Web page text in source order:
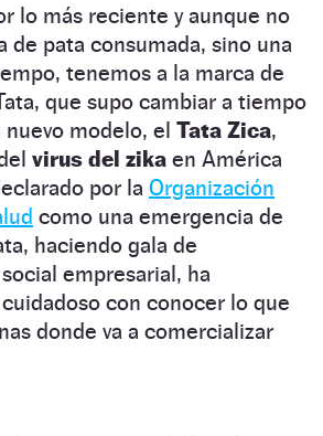
lo más reciente y aunque no
de pata consumada, sino una
tenemos a la marca de
que supo cambiar a tiempo
modelo, el Tata Zica,
virus del zika en América
por la Organización
como una emergencia de
haciendo gala de
empresarial, ha
con conocer lo que
donde va a comercializar